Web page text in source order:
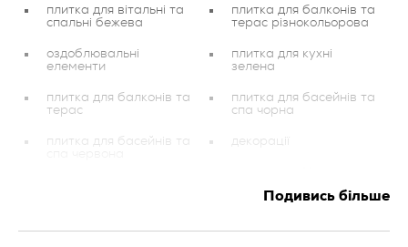
плитка для вітальні та
спальні бежева
оздоблювальні
елементи
плитка для балконів та
терас
плитка для басейнів та
кімнати біла
плитка для балконів та
терас різнокольорова
плитка для кухні
зелена
плитка для басейнів та
спа чорна
декорації
плитка для балконів та
Подивись більше